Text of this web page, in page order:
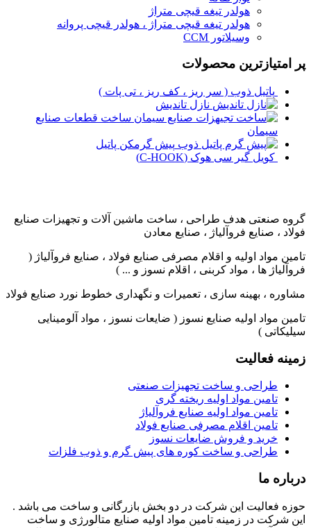
هولدر تیغه قیچی متراژ
هولدر تیغه قیچی متراژ ، هولدر قیچی پروانه
وسیلاتور CCM
پر امتیازترین محصولات
پاتیل ذوب ( سر ریز ، کف ریز ، تی پات )
نازل تاندیش
ساخت قطعات صنایع
سیمان
پیش گرمکن پاتیل
کویل گیر سی هوک (C-HOOK)
گروه صنعتی هدف طراحی ، ساخت ماشین آلات و تجهیزات صنایع
فولاد ، صنایع فروآلیاژ ، صنایع معادن
تامین مواد اولیه و اقلام مصرفی صنایع فولاد ، صنایع فروآلیاژ (
فروآلیاژ ها ، مواد کربنی ، اقلام نسوز و ... )
مشاوره ، بهینه سازی ، تعمیرات و نگهداری خطوط نورد صنایع فولاد
تامین مواد اولیه صنایع نسوز ( ضایعات نسوز ، مواد آلومینایی
سیلیکاتی )
زمینه فعالیت
طراحی و ساخت تجهیزات صنعتی
تامین مواد اولیه ریخته گری
تامین مواد اولیه صنایع فروآلیاژ
تامین اقلام مصرفی صنایع فولاد
خرید و فروش ضایعات نسوز
طراحی و ساخت کوره های پیش گرم و ذوب فلزات
درباره ما
حوزه فعالیت این شرکت در دو بخش بازرگانی و ساخت می باشد .
این شرکت در زمینه تامین مواد اولیه صنایع متالورژی و ساخت